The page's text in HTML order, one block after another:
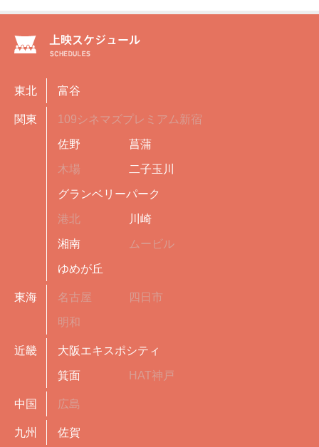
東北 富谷
関東 109シネマズプレミアム新宿
佐野 菖蒲
木場 二子玉川
グランベリーパーク
港北 川崎
湘南 ムービル
ゆめが丘
東海 名古屋 四日市
明和
近畿 大阪エキスポシティ
箕面 HAT神戸
中国 広島
九州 佐賀